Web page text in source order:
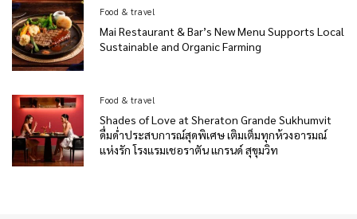
Food & travel
Mai Restaurant & Bar’s New Menu Supports Local
Sustainable and Organic Farming
Food & travel
Shades of Love at Sheraton Grande Sukhumvit
ดื่มด่ำประสบการณ์สุดพิเศษ เติมเต็มทุกห้วงอารมณ์
แห่งรัก โรงแรมเชอราตัน แกรนด์ สุขุมวิท